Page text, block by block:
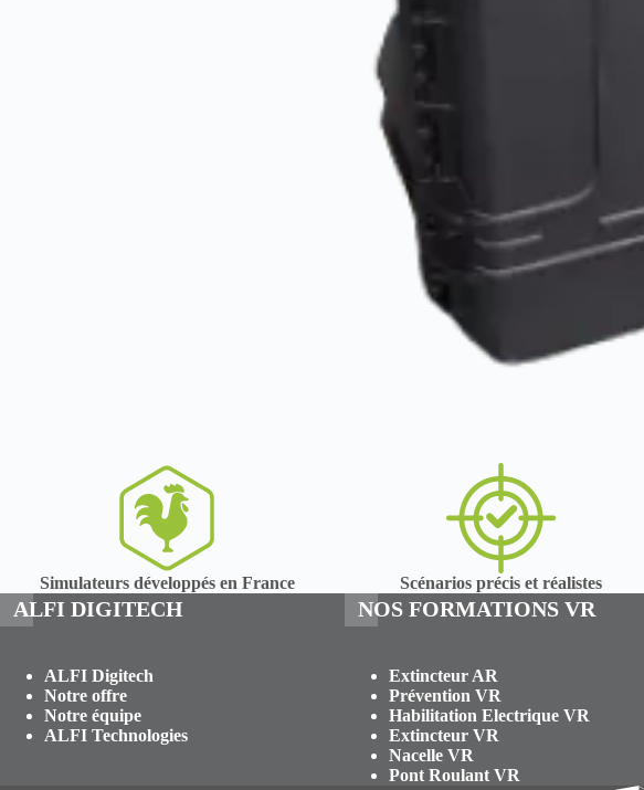
Simulateurs développés en France Scénarios précis et réalistes
ALFI DIGITECH
ALFI Digitech
Notre offre
Notre équipe
ALFI Technologies
NOS FORMATIONS VR
Extincteur AR
Prévention VR
Habilitation Electrique VR
Extincteur VR
Nacelle VR
Pont Roulant VR